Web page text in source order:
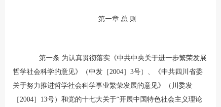
第一章 总 则
第一条 为认真贯彻落实《中共中央关于进一步繁荣发展
哲学社会科学的意见》（中发［2004］3号）、《中共四川省委
关于努力推进哲学社会科学事业繁荣发展的意见》（川委发
［2004］13号）和党的十七大关于“开展中国特色社会主义理论